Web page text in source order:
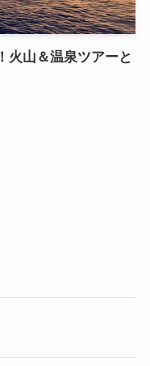
火山＆温泉ツアーと